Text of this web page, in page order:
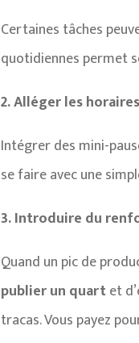
Certaines tâches
quotidiennes permet
2. Alléger les
Intégrer des mini-
se faire avec une
3. Introduire du
Quand un pic de
publier un quartet
tracas. Vous payez